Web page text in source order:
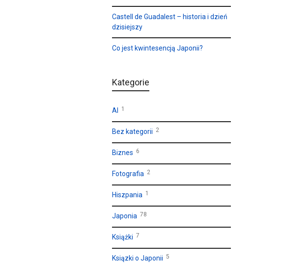
Castell de Guadalest – historia i dzień
dzisiejszy
Co jest kwintesencją Japonii?
Kategorie
AI 1
Bez kategorii 2
Biznes 6
Fotografia 2
Hiszpania 1
Japonia 78
Książki 7
Ksiązki o Japonii 5